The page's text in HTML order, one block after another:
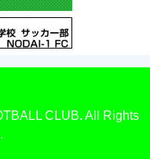
CLUB. All Rights